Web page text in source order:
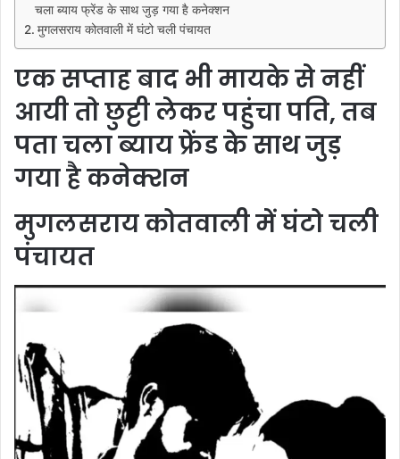
चला ब्याय फ्रेंड के साथ जुड़ गया है कनेक्शन
मुगलसराय कोतवाली में घंटो चली पंचायत
एक सप्ताह बाद भी मायके से नहीं
आयी तो छुट्टी लेकर पहुंचा पति, तब
पता चला ब्याय फ्रेंड के साथ जुड़
गया है कनेक्शन
मुगलसराय कोतवाली में घंटो चली
पंचायत